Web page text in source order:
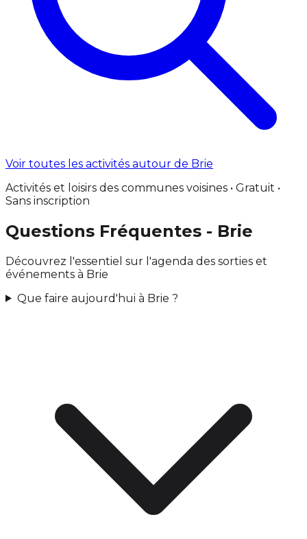
Voir toutes les activités autour de Brie
Activités et loisirs des communes voisines • Gratuit •
Sans inscription
Questions Fréquentes - Brie
Découvrez l'essentiel sur l'agenda des sorties et
événements à Brie
Que faire aujourd'hui à Brie ?